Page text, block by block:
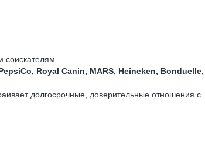
Royal Canin, MARS, Heineken, Bonduelle,
долгосрочные, доверительные отношения с